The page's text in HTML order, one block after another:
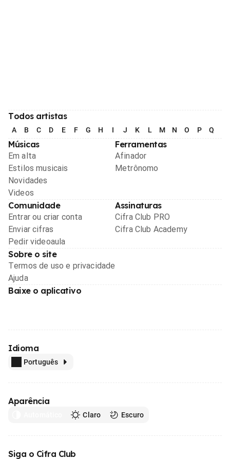
Todos artistas
A B C D E F G H I J K L M N O P Q
Músicas
Em alta
Estilos musicais
Novidades
Videos
Ferramentas
Afinador
Metrônomo
Comunidade
Entrar ou criar conta
Enviar cifras
Pedir videoaula
Assinaturas
Cifra Club PRO
Cifra Club Academy
Sobre o site
Termos de uso e privacidade
Ajuda
Baixe o aplicativo
Idioma
Português
Aparência
Claro Escuro
Siga o Cifra Club